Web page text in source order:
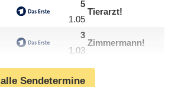
5
1.05
Tierarzt!
3
1.03
Zimmermann!
alle Sendetermine